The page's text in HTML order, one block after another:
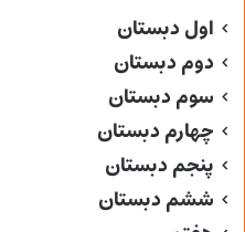
اول دبستان
دوم دبستان
سوم دبستان
چهارم دبستان
پنجم دبستان
ششم دبستان